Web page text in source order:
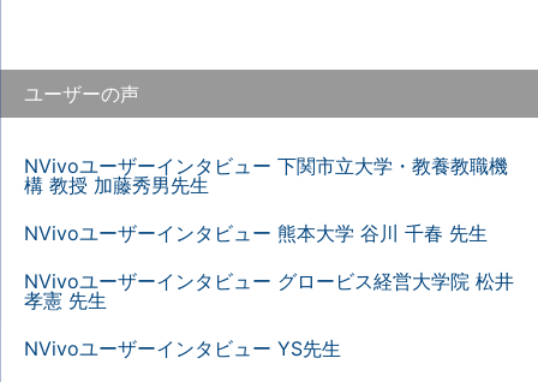
ユーザーの声
NVivoユーザーインタビュー 下関市立大学・教養教職機
構 教授 加藤秀男先生
NVivoユーザーインタビュー 熊本大学 谷川 千春 先生
NVivoユーザーインタビュー グロービス経営大学院 松井
孝憲 先生
NVivoユーザーインタビュー YS先生